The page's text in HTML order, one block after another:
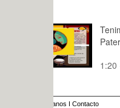
Tenim paraula:
Pateres o pasteres
1:20 · 2014